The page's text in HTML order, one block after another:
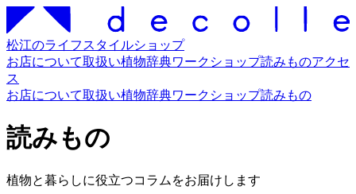
松江のライフスタイルショップ
お店について取扱い植物辞典ワークショップ読みものアクセ
ス
お店について取扱い植物辞典ワークショップ読みもの
読みもの
植物と暮らしに役立つコラムをお届けします